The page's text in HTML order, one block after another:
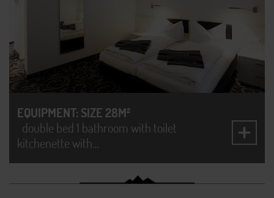
EQUIPMENT: SIZE 28M²
double bed 1 bathroom with toilet
kitchenette with…